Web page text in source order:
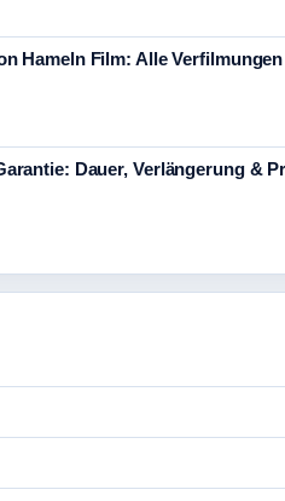
Hameln Film: Alle
Dauer, Verlängerung &